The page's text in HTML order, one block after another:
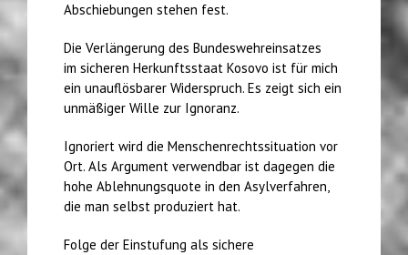
Abschiebungen stehen fest.
Die Verlängerung des Bundeswehreinsatzes
im sicheren Herkunftsstaat Kosovo ist für mich
ein unauflösbarer Widerspruch. Es zeigt sich ein
unmäßiger Wille zur Ignoranz.
Ignoriert wird die Menschenrechtssituation vor
Ort. Als Argument verwendbar ist dagegen die
hohe Ablehnungsquote in den Asylverfahren,
die man selbst produziert hat.
Folge der Einstufung als sichere